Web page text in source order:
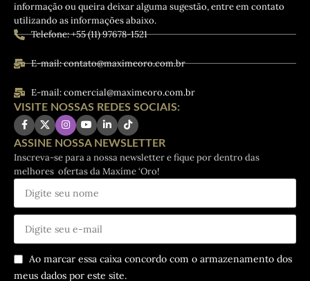
informação ou queira deixar alguma sugestão, entre em contato
utilizando as informações abaixo.
Telefone: +55 (11) 97678-1521
E-mail: contato@maximeoro.com.br
E-mail: comercial@maximeoro.com.br
VISITE NOSSAS REDES SOCIAIS:
ASSINE NOSSA NEWSLETTER
Inscreva-se para a nossa newsletter e fique por dentro das
melhores ofertas da Maxíme ‘Oro!
Ao marcar essa caixa concordo com o armazenamento dos
meus dados por este site.